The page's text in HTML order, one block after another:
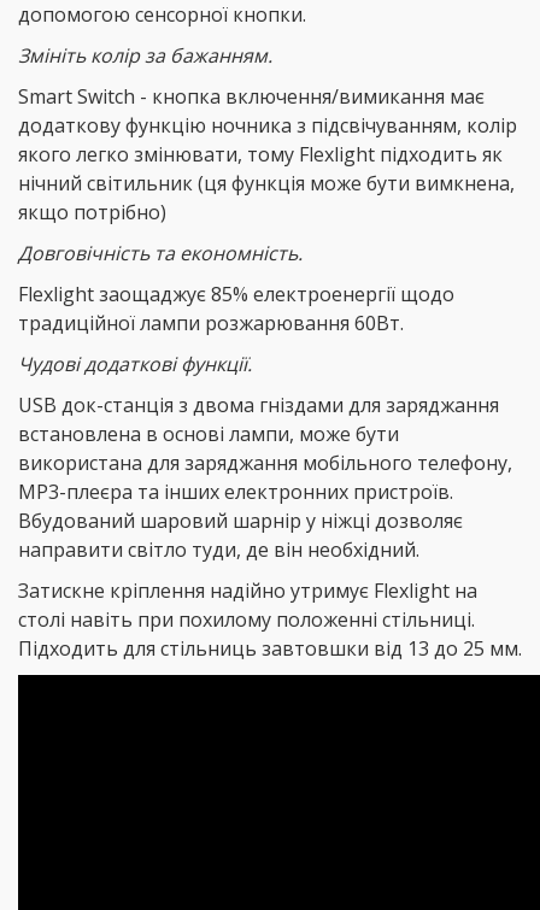
допомогою сенсорної кнопки.
Змініть колір за бажанням.
Smart Switch - кнопка включення/вимикання має
додаткову функцію ночника з підсвічуванням, колір
якого легко змінювати, тому Flexlight підходить як
нічний світильник (ця функція може бути вимкнена,
якщо потрібно)
Довговічність та економність.
Flexlight заощаджує 85% електроенергії щодо
традиційної лампи розжарювання 60Вт.
Чудові додаткові функції.
USB док-станція з двома гніздами для заряджання
встановлена ​​в основі лампи, може бути
використана для заряджання мобільного телефону,
MP3-плеєра та інших електронних пристроїв.
Вбудований шаровий шарнір у ніжці дозволяє
направити світло туди, де він необхідний.
Затискне кріплення надійно утримує Flexlight на
столі навіть при похилому положенні стільниці.
Підходить для стільниць завтовшки від 13 до 25 мм.